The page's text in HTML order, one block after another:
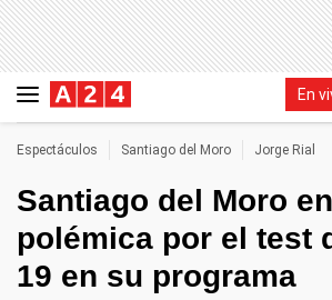
En
Espectáculos Santiago del Moro Jorge Rial
Santiago del Moro
polémica por el test
19 en su programa